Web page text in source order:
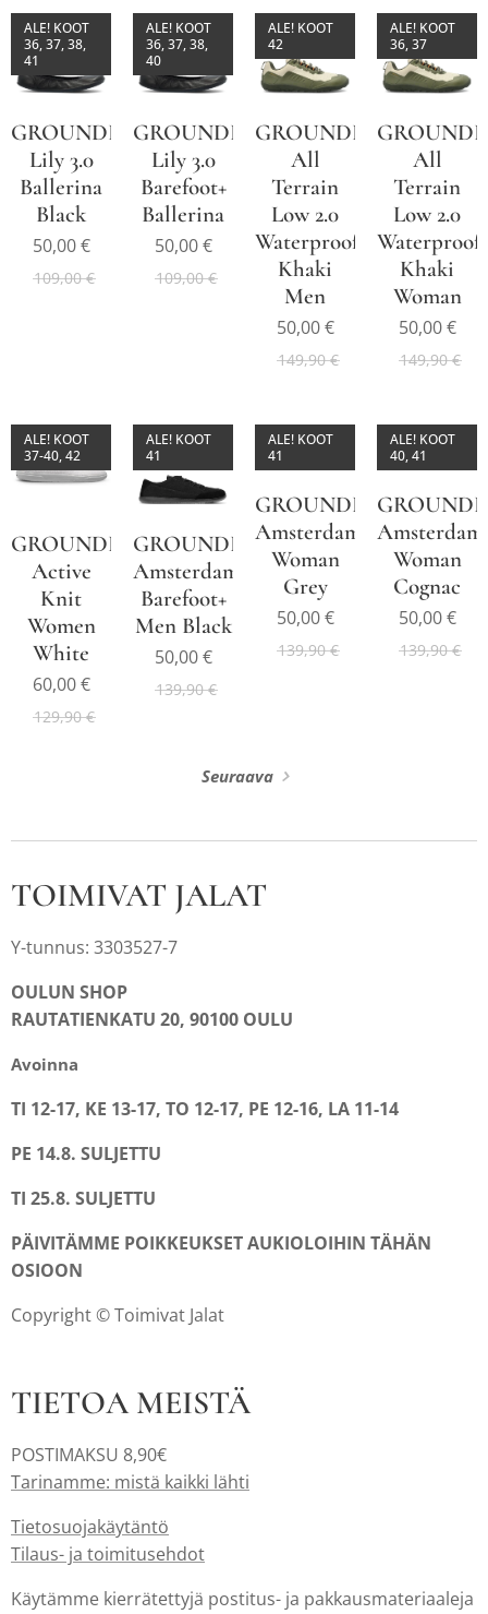
GROUNDIES®
Lily 3.0
Ballerina
Black
ALE! KOOT
36, 37, 38,
41
50,00€
109,00€
GROUNDIES®
Lily 3.0
Barefoot+
Ballerina
ALE! KOOT
36, 37, 38,
40
50,00€
109,00€
GROUNDIES®
All
Terrain
Low 2.0
Waterproof
Khaki
Men
ALE! KOOT
42
50,00€
149,90€
All
Terrain
Low 2.0
Waterproof
Khaki
Woman
ALE! KOOT
36, 37
50,00€
149,90€
GROUNDIES®
Active
Knit
Women
White
ALE! KOOT
37-40, 42
60,00€
129,90€
GROUNDIES®
Amsterdam
Barefoot+
Men Black
ALE! KOOT
41
50,00€
139,90€
GROUNDIES®
Amsterdam+
Woman
Grey
ALE! KOOT
41
50,00€
139,90€
Woman
Cognac
ALE! KOOT
40, 41
50,00€
139,90€
Seuraava
TOIMIVAT JALAT
Y-tunnus: 3303527-7
OULUN SHOP
RAUTATIENKATU 20, 90100 OULU
Avoinna
TI 12-17, KE 13-17, TO 12-17, PE 12-16, LA 11-14
PE 14.8. SULJETTU
TI 25.8. SULJETTU
PÄIVITÄMME POIKKEUKSET AUKIOLOIHIN TÄHÄN
OSIOON
Copyright © Toimivat Jalat
TIETOA MEISTÄ
POSTIMAKSU 8,90€
Tarinamme: mistä kaikki lähti
Tietosuojakäytäntö
Tilaus- ja toimitusehdot
Käytämme kierrätettyjä postitus- ja pakkausmateriaaleja